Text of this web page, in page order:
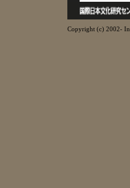
Copyright (c) 2002-